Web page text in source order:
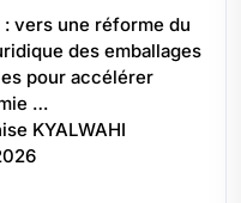
: vers une réforme du
des emballages
pour accélérer
…
KYALWAHI